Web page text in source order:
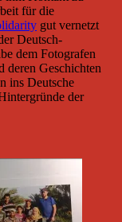
für die
gut vernetzt
Deutsch-
dem Fotografen
deren Geschichten
ins Deutsche
der